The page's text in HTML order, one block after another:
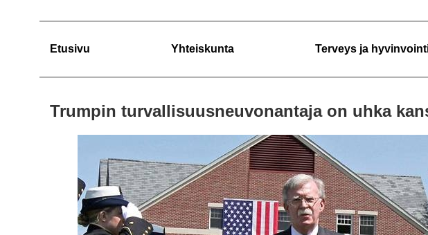
Etusivu Yhteiskunta Terveys ja
Trumpin turvallisuusneuvonantaja on uhka